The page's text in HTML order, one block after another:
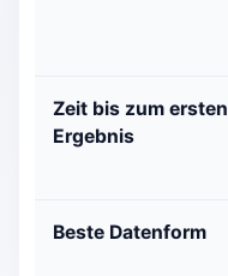
Zeit bis zum ersten
Ergebnis
Beste Datenform